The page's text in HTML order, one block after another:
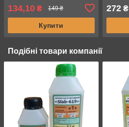
134,10 ₴ 149 ₴
Купити
272₴
Подібні товари компанії